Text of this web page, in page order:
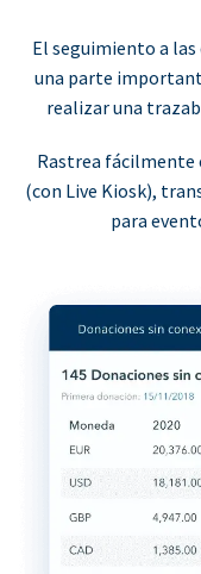
El seguimiento a las
una parte
realizar una
Rastrea fácilmente
(con Live Kiosk),
para